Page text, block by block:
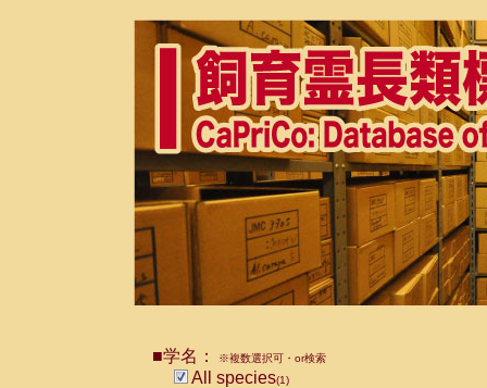
■学名： ※複数選択可・or検索
All species(1)